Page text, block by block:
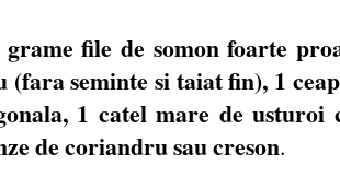
grame file de somon foarte
(fara seminte si taiat fin), 1
1 catel mare de
de coriandru sau creson.